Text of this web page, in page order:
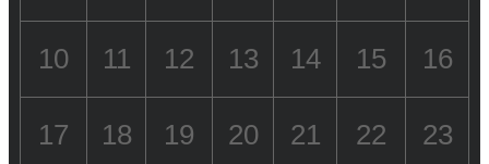
10 11 12 13 14 15 16
17 18 19 20 21 22 23